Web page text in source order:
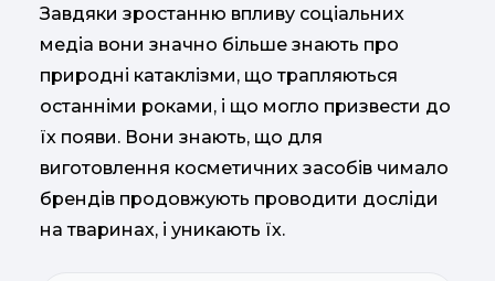
Завдяки зростанню впливу соціальних
медіа вони значно більше знають про
природні катаклізми, що трапляються
останніми роками, і що могло призвести до
їх появи. Вони знають, що для
виготовлення косметичних засобів чимало
брендів продовжують проводити досліди
на тваринах, і уникають їх.